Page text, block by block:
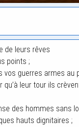
de leurs rêves
points ;
vos guerres armes au
leur tour ils
des hommes sans
hauts dignitaires ;